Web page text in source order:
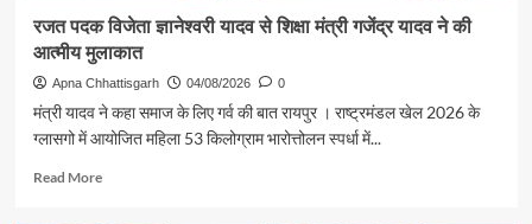
श्रद्धालु
भारत
गौरव
ट्रेन
से
रामलला
रजत पदक विजेता ज्ञानेश्वरी यादव से शिक्षा मंत्री गजेंद्र यादव ने की
आत्मीय मुलाकात
Apna Chhattisgarh 04/08/2026 0
मंत्री यादव ने कहा समाज के लिए गर्व की बात रायपुर । राष्ट्रमंडल खेल 2026 के
ग्लासगो में आयोजित महिला 53 किलोग्राम भारोत्तोलन स्पर्धा में...
Read MoreRead